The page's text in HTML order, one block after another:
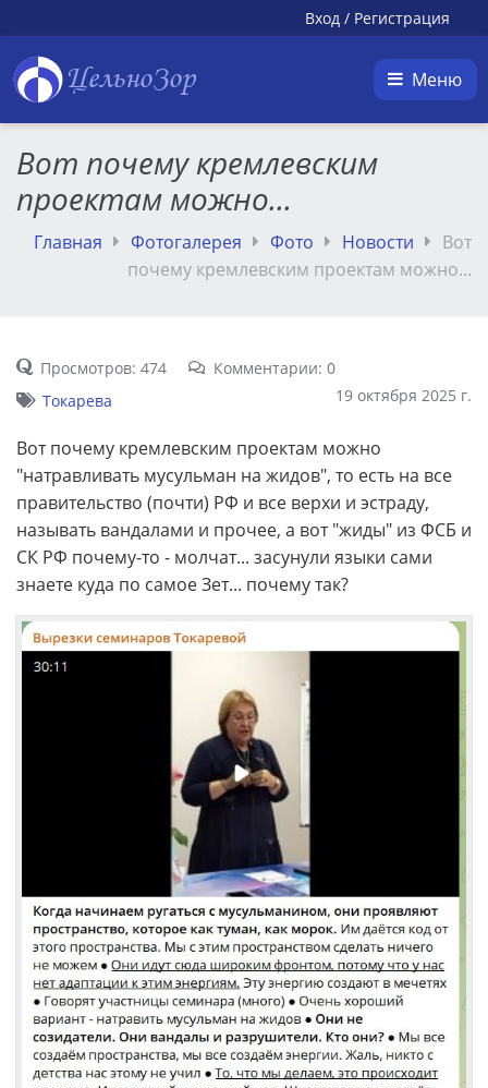
Вход / Регистрация
ЦельноЗор Меню
Вот почему кремлевским
проектам можно...
Главная Фотогалерея Фото Новости
Вот
почему кремлевским проектам можно...
Просмотров: 474
Комментарии: 0
19 октября 2025 г.
Токарева
Вот почему кремлевским проектам можно
"натравливать мусульман на жидов", то есть на все
правительство (почти) РФ и все верхи и эстраду,
называть вандалами и прочее, а вот "жиды" из ФСБ и
СК РФ почему-то - молчат... засунули языки сами
знаете куда по самое Зет... почему так?